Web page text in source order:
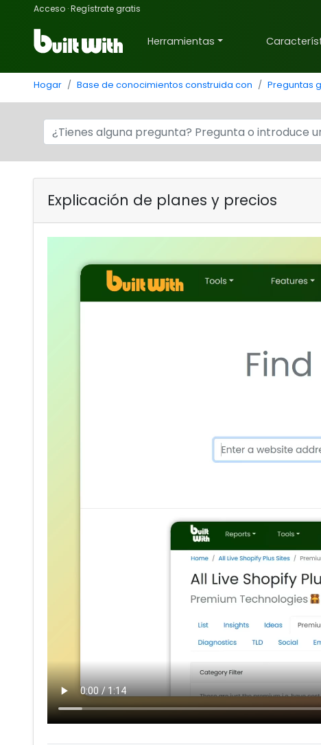
Acceso ·Regístrate gratis
Herramientas
Hogar Base de conocimientos construida con Preguntas
Explicación de planes y precios